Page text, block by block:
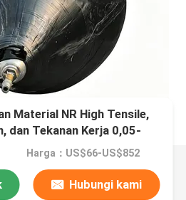
Material NR High Tensile,
dan Tekanan Kerja 0,05-
Kapal
Harga：US$66-US$852
Hubungi kami